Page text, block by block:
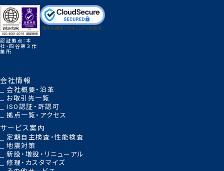
認証拠点：本
社・四谷第３作
業所
会社情報
会社概要・沿革
お取引先一覧
ISO認証・許認可
拠点一覧・アクセス
サービス案内
定期自主検査・性能検査
地震対策
新設・増設・リニューアル
修理・カスタマイズ